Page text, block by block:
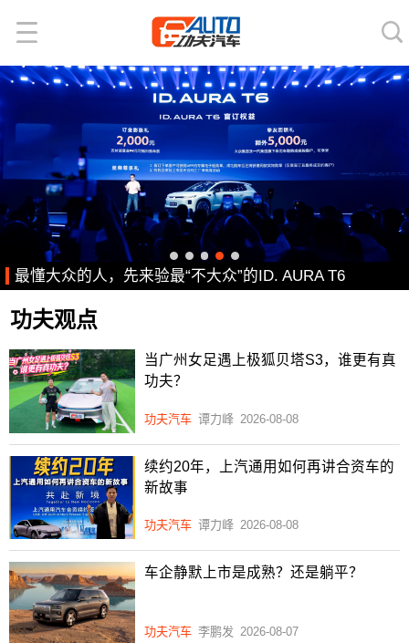
最懂大众的人，先来验最“不大众”的ID. AURA T6
功夫观点
当广州女足遇上极狐贝塔S3，谁更有真
功夫？
功夫汽车 谭力峰 2026-08-08
续约20年，上汽通用如何再讲合资车的
新故事
功夫汽车 谭力峰 2026-08-08
车企静默上市是成熟？还是躺平？
功夫汽车 李鹏发 2026-08-07